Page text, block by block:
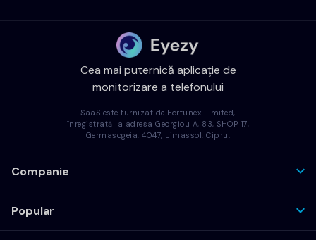
Cea mai puternică aplicație de
monitorizare a telefonului
SaaS este furnizat de Fortunex Limited,
înregistrată la adresa Georgiou A, 83, SHOP 17,
Germasogeia, 4047, Limassol, Cipru.
Companie
Popular